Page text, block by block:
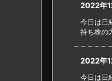
2022年
今日は日
持ち株の
2022年
今日は日